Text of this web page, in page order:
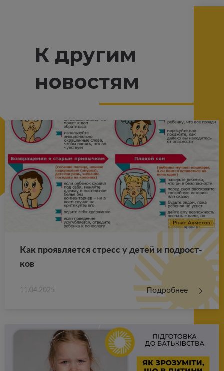
К другим
новостям
Как про­яв­ля­ет­ся стресс у детей и под­рост­
ков
11.04.2025 Подробнее